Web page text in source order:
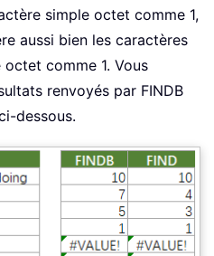
simple octet comme 1,
aussi bien les caractères
comme 1. Vous
renvoyés par FINDB
dessous.